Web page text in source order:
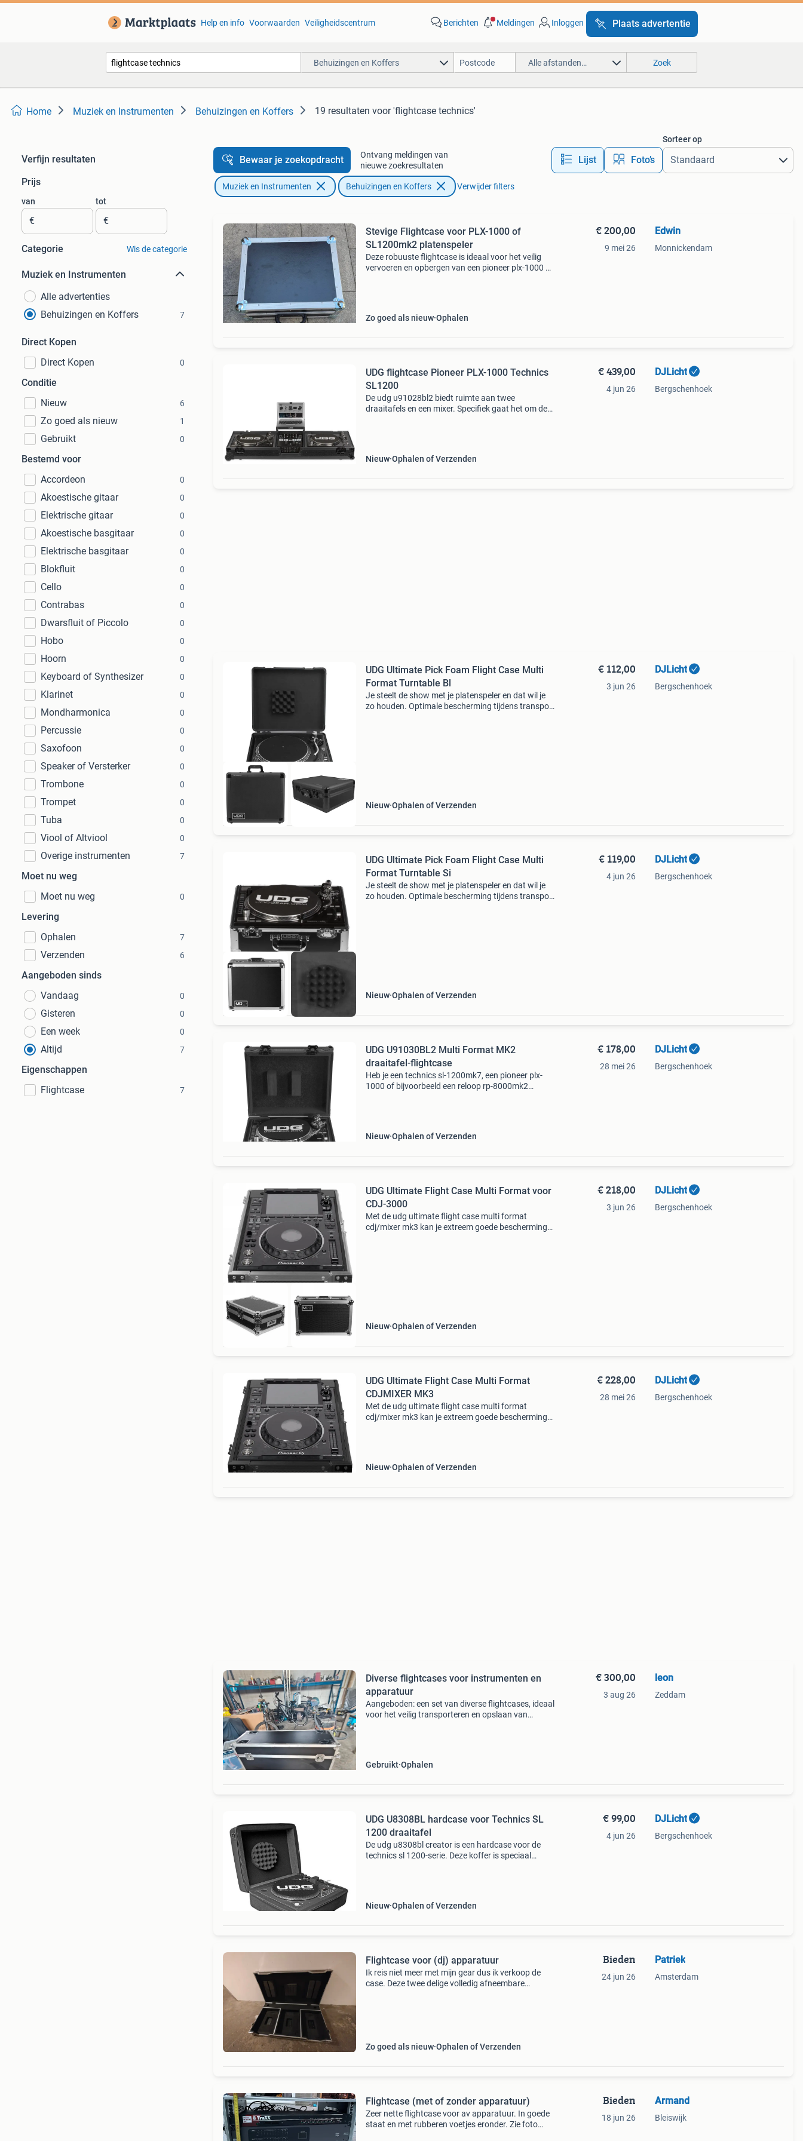
Help en info Voorwaarden Veiligheidscentrum Berichten Meldingen Inloggen Plaats advertentie
Behuizingen en Koffers Alle afstanden… Zoek
Home Muziek en Instrumenten Behuizingen en Koffers 19 resultaten voor 'flightcase technics'
Verfijn resultaten
Prijs
van
€
tot
€
Categorie Wis de categorie
Muziek en Instrumenten
Alle advertenties
Behuizingen en Koffers
7
Direct Kopen
Direct Kopen
0
Conditie
Nieuw
6
Zo goed als nieuw 1
Gebruikt 0
Bestemd voor
Accordeon
0
Akoestische gitaar 0
Elektrische gitaar 0
Akoestische basgitaar 0
Elektrische basgitaar 0
Blokfluit 0
Cello 0
Contrabas 0
Dwarsfluit of Piccolo 0
Hobo 0
Hoorn 0
Keyboard of Synthesizer 0
Klarinet 0
Mondharmonica 0
Percussie 0
Saxofoon 0
Speaker of Versterker 0
Trombone 0
Trompet 0
Tuba 0
Viool of Altviool 0
Overige instrumenten 7
Moet nu weg
Moet nu weg
0
Levering
Ophalen
7
Verzenden 6
Aangeboden sinds
Vandaag
0
Gisteren 0
Een week 0
Altijd 7
Eigenschappen
Flightcase
7
Bewaar je zoekopdracht
Ontvang meldingen van
nieuwe zoekresultaten
Lijst Foto’s
Sorteer op
Muziek en Instrumenten Behuizingen en Koffers Verwijder filters
Stevige Flightcase voor PLX-1000 of
SL1200mk2 platenspeler
Deze robuuste flightcase is ideaal voor het veilig
vervoeren en opbergen van een pioneer plx-1000 of
Zo goed als nieuw Ophalen
€ 200,00
9 mei 26
Edwin
Monnickendam
UDG flightcase Pioneer PLX-1000 Technics
SL1200
De udg u91028bl2 biedt ruimte aan twee
draaitafels en een mixer. Specifiek gaat het om de
Nieuw Ophalen of Verzenden
€ 439,00
4 jun 26
DJLicht
Bergschenhoek
UDG Ultimate Pick Foam Flight Case Multi
Format Turntable Bl
Je steelt de show met je platenspeler en dat wil je
zo houden. Optimale bescherming tijdens transport
Nieuw Ophalen of Verzenden
€ 112,00
3 jun 26
DJLicht
Bergschenhoek
UDG Ultimate Pick Foam Flight Case Multi
Format Turntable Si
Je steelt de show met je platenspeler en dat wil je
zo houden. Optimale bescherming tijdens transport
Nieuw Ophalen of Verzenden
€ 119,00
4 jun 26
DJLicht
Bergschenhoek
UDG U91030BL2 Multi Format MK2
draaitafel-flightcase
Heb je een technics sl-1200mk7, een pioneer plx-
1000 of bijvoorbeeld een reloop rp-8000mk2
Nieuw Ophalen of Verzenden
€ 178,00
28 mei 26
DJLicht
Bergschenhoek
UDG Ultimate Flight Case Multi Format voor
CDJ-3000
Met de udg ultimate flight case multi format
cdj/mixer mk3 kan je extreem goede bescherming
Nieuw Ophalen of Verzenden
€ 218,00
3 jun 26
DJLicht
Bergschenhoek
UDG Ultimate Flight Case Multi Format
CDJMIXER MK3
Met de udg ultimate flight case multi format
cdj/mixer mk3 kan je extreem goede bescherming
Nieuw Ophalen of Verzenden
€ 228,00
28 mei 26
DJLicht
Bergschenhoek
Diverse flightcases voor instrumenten en
apparatuur
Aangeboden: een set van diverse flightcases, ideaal
voor het veilig transporteren en opslaan van
Gebruikt Ophalen
€ 300,00
3 aug 26
leon
Zeddam
UDG U8308BL hardcase voor Technics SL
1200 draaitafel
De udg u8308bl creator is een hardcase voor de
technics sl 1200-serie. Deze koffer is speciaal
Nieuw Ophalen of Verzenden
€ 99,00
4 jun 26
DJLicht
Bergschenhoek
Flightcase voor (dj) apparatuur
Ik reis niet meer met mijn gear dus ik verkoop de
case. Deze twee delige volledig afneembare
Zo goed als nieuw Ophalen of Verzenden
Bieden
24 jun 26
Patriek
Amsterdam
Flightcase (met of zonder apparatuur)
Zeer nette flightcase voor av apparatuur. In goede
staat en met rubberen voetjes eronder. Zie foto
Bieden
18 jun 26
Armand
Bleiswijk